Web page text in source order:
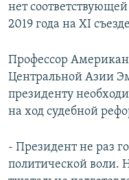
нет
2019 года на XI
Профессор
Центральной Азии
президенту
на ход судебной
- Президент не раз
политической воли.